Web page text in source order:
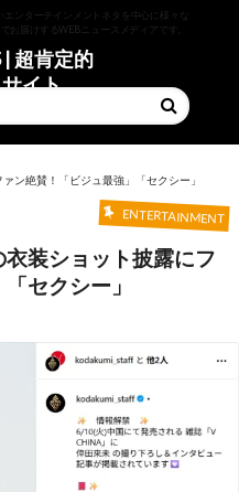
ンターテインメントネタを中心に様々な
お届けするWEBニュースメディアです。
ン絶賛！「ビジュ最強」「セクシー」
ENTERTAINMENT
装ショット披露にフ
セクシー」